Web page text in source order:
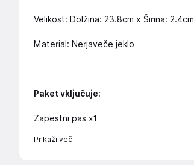
Velikost: Dolžina: 23.8cm x Širina: 2.4cm
Material: Nerjaveče jeklo
Paket vključuje:
Zapestni pas x1
Prikaži več